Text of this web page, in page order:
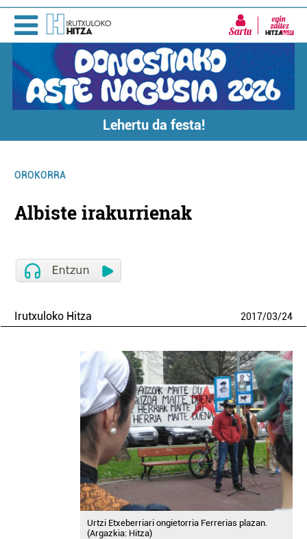
Sartu
Lehertu da festa!
OROKORRA
Albiste irakurrienak
Irutxuloko Hitza 2017/03/24
Urtzi Etxeberriari ongietorria Ferrerias plazan.
(Argazkia: Hitza)